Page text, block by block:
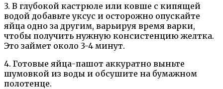
3. В глубокой кастрюле или ковше с кипящей
водой добавьте уксус и осторожно опускайте
яйца одно за другим, варьируя время варки,
чтобы получить нужную консистенцию желтка.
Это займет около 3-4 минут.
4. Готовые яйца-пашот аккуратно выньте
шумовкой из воды и обсушите на бумажном
полотенце.